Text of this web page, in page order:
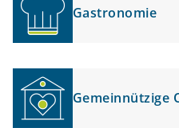
Gastronomie
Gemeinnützige